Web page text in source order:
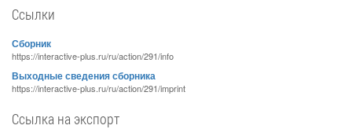
Ссылки
Сборник
https://interactive-plus.ru/ru/action/291/info
Выходные сведения сборника
https://interactive-plus.ru/ru/action/291/imprint
Ссылка на экспорт